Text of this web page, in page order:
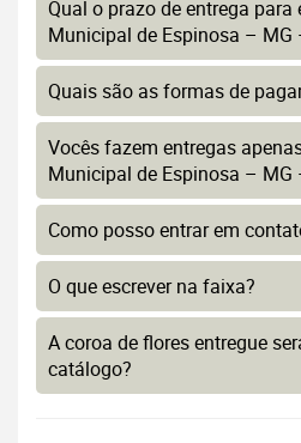
Qual o prazo de entrega para
Municipal de Espinosa – MG
Quais são as formas de
Vocês fazem entregas
Municipal de Espinosa – MG
Como posso entrar em
O que escrever na faixa?
A coroa de flores entregue
catálogo?